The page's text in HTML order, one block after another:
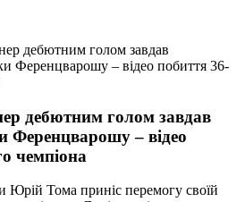
дебютним голом завдав
Ференцварошу – відео побиття 36-
дебютним голом завдав
Ференцварошу – відео
чемпіона
Юрій Тома приніс перемогу своїй